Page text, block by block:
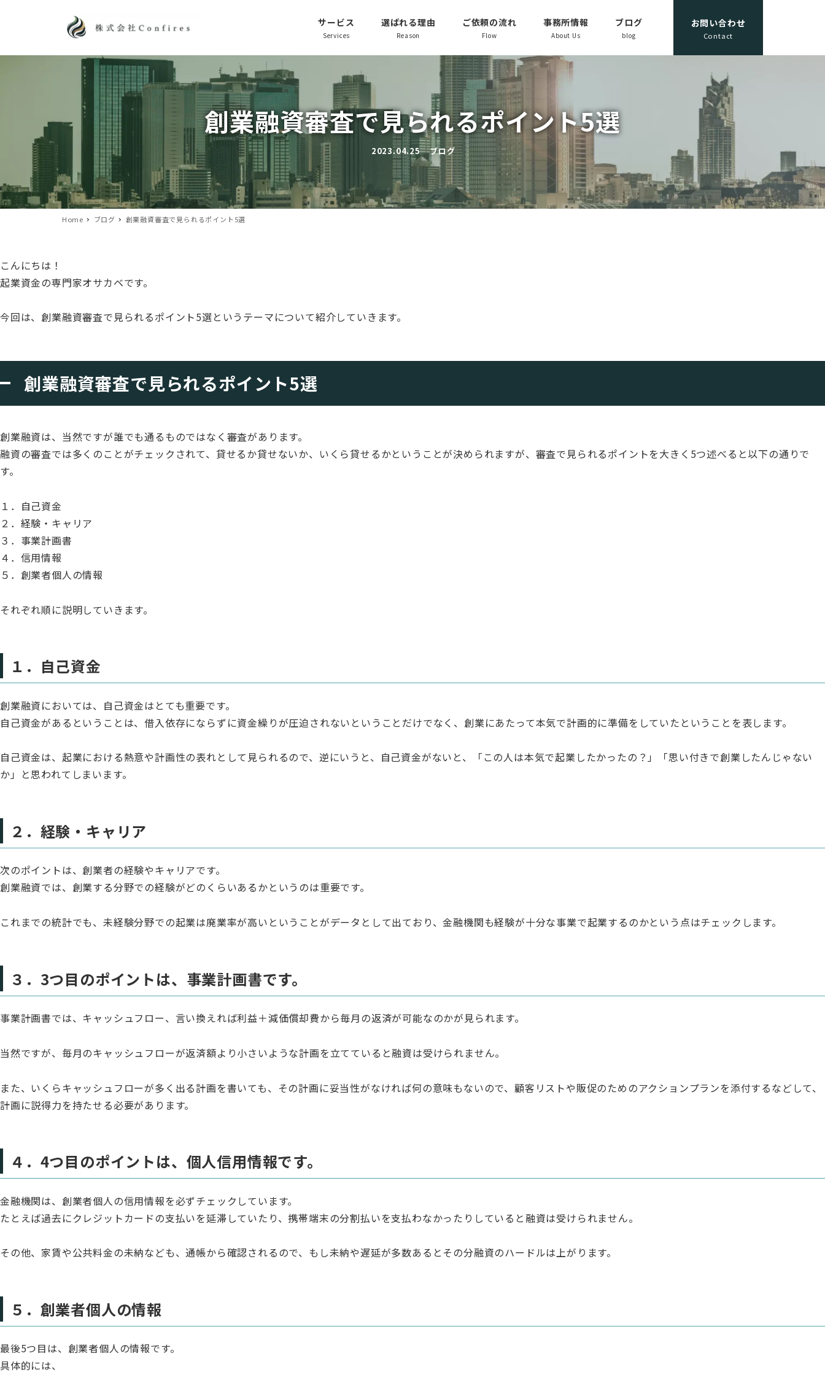
サービス
Services
選ばれる理由
Reason
ご依頼の流れ
Flow
事務所情報
About Us
ブログ
blog
お問い合わせ
Contact
創業融資審査で見られるポイント5選
投稿日
2023.04.25
カテゴリー
ブログ
Home ブログ 創業融資審査で見られるポイント5選
こんにちは！
起業資金の専門家オサカベです。
今回は、創業融資審査で見られるポイント5選というテーマについて紹介していきます。
創業融資審査で見られるポイント5選
創業融資は、当然ですが誰でも通るものではなく審査があります。
融資の審査では多くのことがチェックされて、貸せるか貸せないか、いくら貸せるかということが決められますが、審査で見られるポイントを大きく5つ述べると以下の通りで
す。
１．自己資金
２．経験・キャリア
３．事業計画書
４．信用情報
５．創業者個人の情報
それぞれ順に説明していきます。
１．自己資金
創業融資においては、自己資金はとても重要です。
自己資金があるということは、借入依存にならずに資金繰りが圧迫されないということだけでなく、創業にあたって本気で計画的に準備をしていたということを表します。
自己資金は、起業における熱意や計画性の表れとして見られるので、逆にいうと、自己資金がないと、「この人は本気で起業したかったの？」「思い付きで創業したんじゃない
か」と思われてしまいます。
２．経験・キャリア
次のポイントは、創業者の経験やキャリアです。
創業融資では、創業する分野での経験がどのくらいあるかというのは重要です。
これまでの統計でも、未経験分野での起業は廃業率が高いということがデータとして出ており、金融機関も経験が十分な事業で起業するのかという点はチェックします。
３．3つ目のポイントは、事業計画書です。
事業計画書では、キャッシュフロー、言い換えれば利益＋減価償却費から毎月の返済が可能なのかが見られます。
当然ですが、毎月のキャッシュフローが返済額より小さいような計画を立てていると融資は受けられません。
また、いくらキャッシュフローが多く出る計画を書いても、その計画に妥当性がなければ何の意味もないので、顧客リストや販促のためのアクションプランを添付するなどして、
計画に説得力を持たせる必要があります。
４．4つ目のポイントは、個人信用情報です。
金融機関は、創業者個人の信用情報を必ずチェックしています。
たとえば過去にクレジットカードの支払いを延滞していたり、携帯端末の分割払いを支払わなかったりしていると融資は受けられません。
その他、家賃や公共料金の未納なども、通帳から確認されるので、もし未納や遅延が多数あるとその分融資のハードルは上がります。
５．創業者個人の情報
最後5つ目は、創業者個人の情報です。
具体的には、